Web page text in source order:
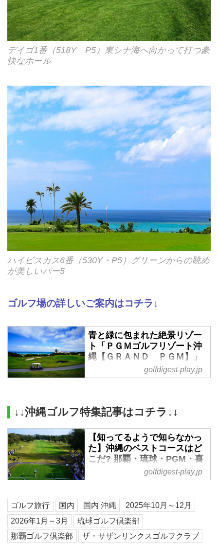
デイゴ1番（518Y P5）東シナ海へ向かって打つ豪
快なホール
ハイビスカス6番（530Y・P5）グリーンからの眺め
が美しいパー5
ゴルフ場の詳しいご案内はコチラ↓
青と緑に包まれた絶景リゾー
ト「ＰＧＭゴルフリゾート沖
縄【ＧＲＡＮＤ ＰＧＭ】」
ＧＭゴルフリゾート沖縄」。パシ
フィックゴルフマネージメント株
式会社（ＰＧＭ）が所有する140
コース以上のゴルフ場の中で16コ
ースに厳選された、より上質で優
れた戦略性を持つブランド「ＧＲ
ＡＮＤ ＰＧＭ」の一つであり、
った、沖縄屈指の名コースだ。
golfdigest-play.jp
↓↓沖縄ゴルフ特集記事はコチラ↓↓
【知ってるようで知らなかっ
た】沖縄のベストコースはど
こだ? 那覇・琉球・PGM・喜
瀬・サザンリンクス…沖縄旅
行ゴルフ場選び - ゴルフへ行
スト
「知ってるようで知らなかった」
シリーズ、今回は沖縄県。沖縄に
は全部で23コースありますが、い
golfdigest-play.jp
ゴルフ旅行 国内 国内 沖縄
2025年10月～12月
2026年1月～3月
琉球ゴルフ倶楽部
那覇ゴルフ倶楽部
ザ・サザンリンクスゴルフクラブ